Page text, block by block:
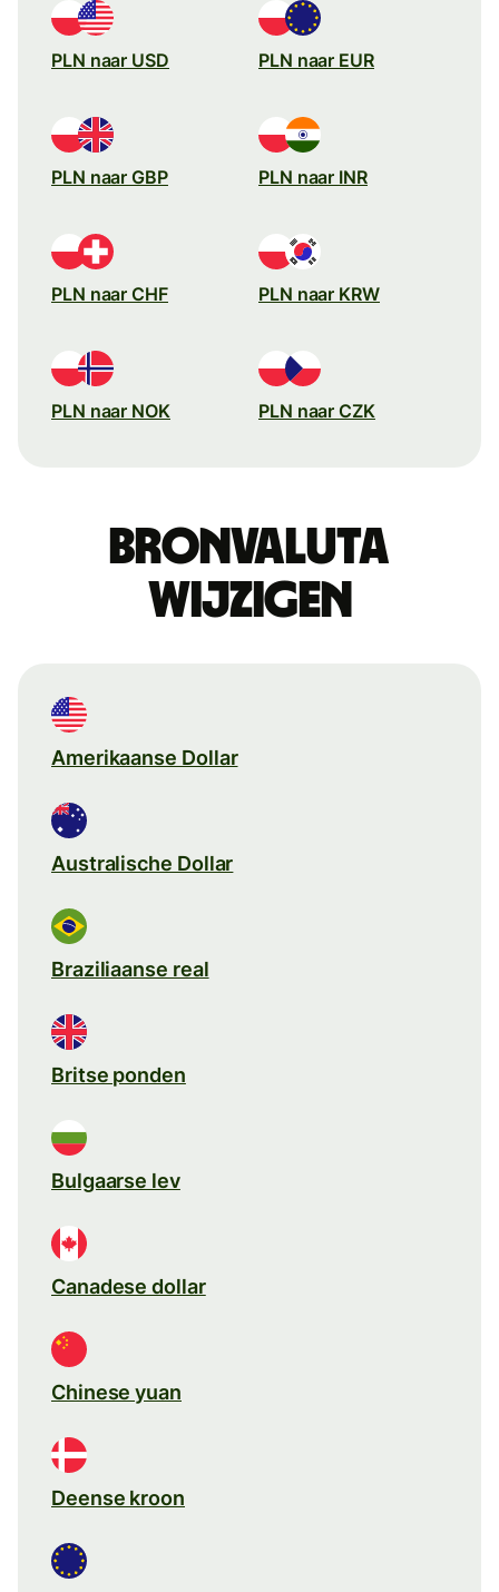
PLN naar USD PLN naar EUR
PLN naar GBP PLN naar INR
PLN naar CHF PLN naar KRW
PLN naar NOK PLN naar CZK
Bronvaluta
wijzigen
Amerikaanse Dollar
Australische Dollar
Braziliaanse real
Britse ponden
Bulgaarse lev
Canadese dollar
Chinese yuan
Deense kroon